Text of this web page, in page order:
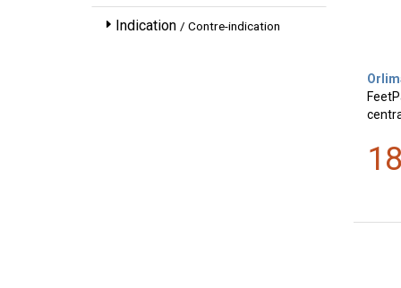
Indication / Contre-indication
18